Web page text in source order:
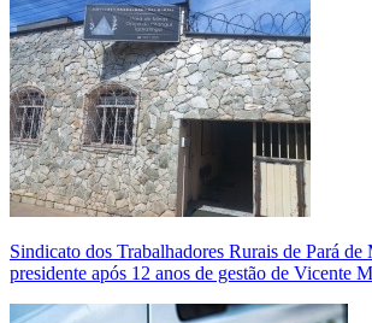
Sindicato dos Trabalhadores Rurais de Pará de
presidente após 12 anos de gestão de Vicente